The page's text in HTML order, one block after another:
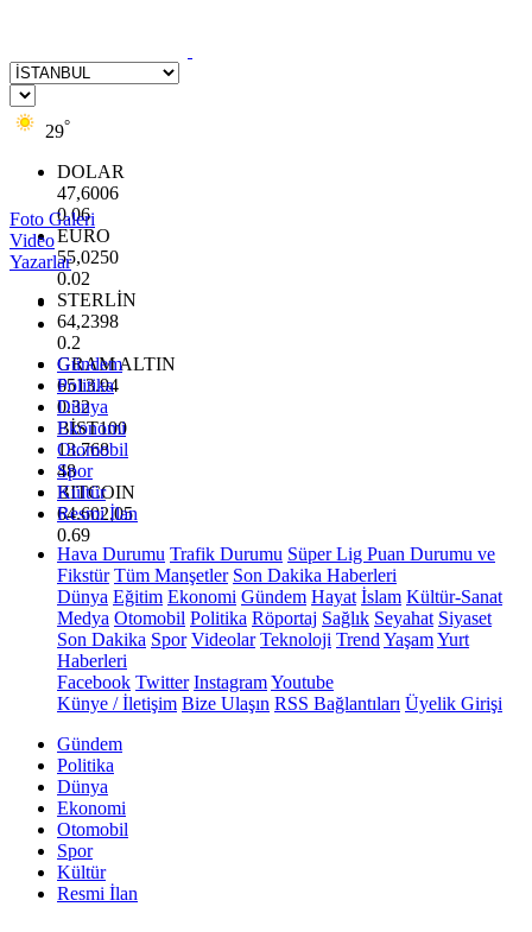
29°
DOLAR
47,6006
0.06
EURO
55,0250
0.02
STERLİN
64,2398
0.2
GRAM ALTIN
6513.94
0.32
BİST100
13.768
48
BITCOIN
64.602,05
0.69
Foto Galeri
Video
Yazarlar
Gündem
Politika
Dünya
Ekonomi
Otomobil
Spor
Kültür
Resmi İlan
Hava Durumu Trafik Durumu Süper Lig Puan Durumu ve
Fikstür Tüm Manşetler Son Dakika Haberleri
Dünya Eğitim Ekonomi Gündem Hayat İslam Kültür-Sanat
Medya Otomobil Politika Röportaj Sağlık Seyahat Siyaset
Son Dakika Spor Videolar Teknoloji Trend YaşamYurt
Haberleri
Facebook Twitter InstagramYoutube
Künye / İletişim Bize Ulaşın RSS Bağlantıları Üyelik Girişi
Gündem
Politika
Dünya
Ekonomi
Otomobil
Spor
Kültür
Resmi İlan